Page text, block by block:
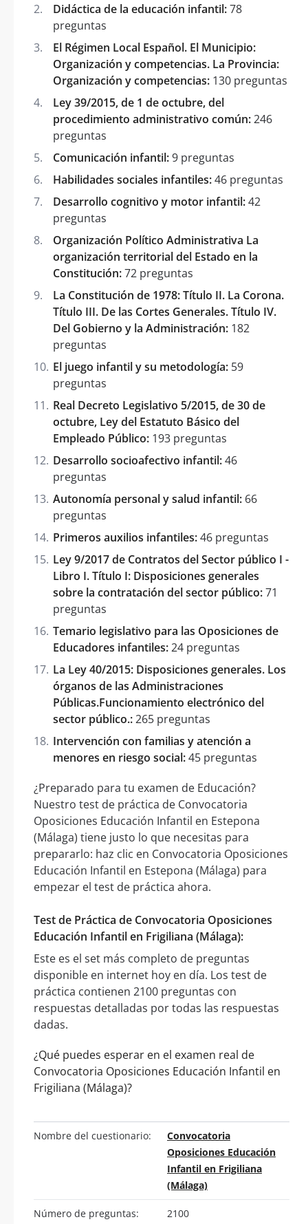
Didáctica de la educación infantil:78
preguntas
El Régimen Local Español. El Municipio:
Organización y competencias. La Provincia:
Organización y competencias: 130 preguntas
Ley 39/2015, de 1 de octubre, del
procedimiento administrativo común:246
preguntas
Comunicación infantil:9 preguntas
Habilidades sociales infantiles:46 preguntas
Desarrollo cognitivo y motor infantil:42
preguntas
Organización Político Administrativa La
organización territorial del Estado en la
Constitución:72 preguntas
La Constitución de 1978: Título II. La Corona.
Título III. De las Cortes Generales. Título IV.
Del Gobierno y la Administración: 182
preguntas
El juego infantil y su metodología: 59
preguntas
Real Decreto Legislativo 5/2015, de 30 de
octubre, Ley del Estatuto Básico del
Empleado Público: 193 preguntas
Desarrollo socioafectivo infantil:46
preguntas
Autonomía personal y salud infantil: 66
preguntas
Primeros auxilios infantiles:46 preguntas
Ley 9/2017 de Contratos del Sector público I -
Libro I. Título I: Disposiciones generales
sobre la contratación del sector público:71
preguntas
Temario legislativo para las Oposiciones de
Educadores infantiles:24 preguntas
La Ley 40/2015: Disposiciones generales. Los
órganos de las Administraciones
Públicas.Funcionamiento electrónico del
sector público.:265 preguntas
Intervención con familias y atención a
menores en riesgo social:45 preguntas
¿Preparado para tu examen de Educación?
Nuestro test de práctica de Convocatoria
Oposiciones Educación Infantil en Estepona
(Málaga) tiene justo lo que necesitas para
prepararlo: haz clic en Convocatoria Oposiciones
Educación Infantil en Estepona (Málaga) para
empezar el test de práctica ahora.
Test de Práctica de Convocatoria Oposiciones
Educación Infantil en Frigiliana (Málaga):
Este es el set más completo de preguntas
disponible en internet hoy en día. Los test de
práctica contienen 2100 preguntas con
respuestas detalladas por todas las respuestas
dadas.
¿Qué puedes esperar en el examen real de
Convocatoria Oposiciones Educación Infantil en
Frigiliana (Málaga)?
Nombre del cuestionario:
Convocatoria
Oposiciones Educación
Infantil en Frigiliana
(Málaga)
Número de preguntas: 2100